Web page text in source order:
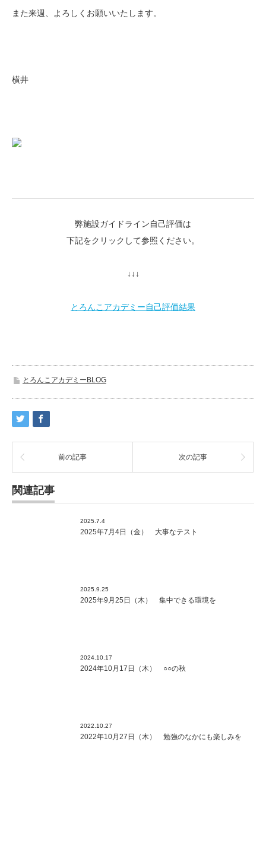
また来週、よろしくお願いいたします。
横井
弊施設ガイドライン自己評価は
下記をクリックして参照ください。
↓↓↓
とろんこアカデミー自己評価結果
とろんこアカデミーBLOG
前の記事 次の記事
関連記事
2025.7.4
2025年7月4日（金） 大事なテスト
2025.9.25
2025年9月25日（木） 集中できる環境を
2024.10.17
2024年10月17日（木） ○○の秋
2022.10.27
2022年10月27日（木） 勉強のなかにも楽しみを